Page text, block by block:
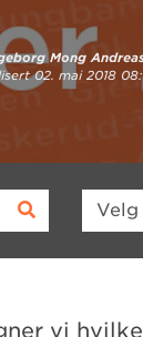
Mong
02. mai 2018
Velg
vi